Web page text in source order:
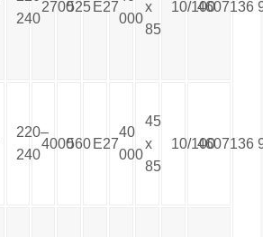
240
2700525 E27
000
х
85
10/1004607136
220–
240
4000560 E27
40
000
45
х
85
10/1004607136